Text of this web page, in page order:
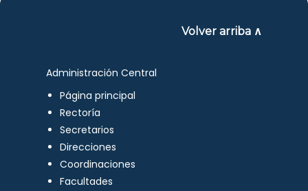
Volver arriba ∧
Administración Central
Página principal
Rectoría
Secretarios
Direcciones
Coordinaciones
Facultades